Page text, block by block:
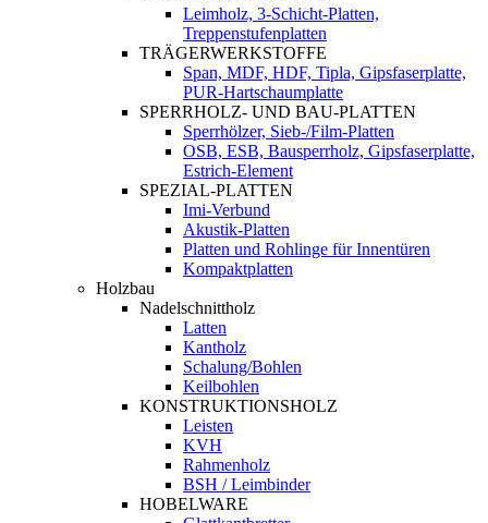
Leimholz, 3-Schicht-Platten,
Treppenstufenplatten
TRÄGERWERKSTOFFE
Span, MDF, HDF, Tipla, Gipsfaserplatte,
PUR-Hartschaumplatte
SPERRHOLZ- UND BAU-PLATTEN
Sperrhölzer, Sieb-/Film-Platten
OSB, ESB, Bausperrholz, Gipsfaserplatte,
Estrich-Element
SPEZIAL-PLATTEN
Imi-Verbund
Akustik-Platten
Platten und Rohlinge für Innentüren
Kompaktplatten
Holzbau
Nadelschnittholz
Latten
Kantholz
Schalung/Bohlen
Keilbohlen
KONSTRUKTIONSHOLZ
Leisten
KVH
Rahmenholz
BSH / Leimbinder
HOBELWARE